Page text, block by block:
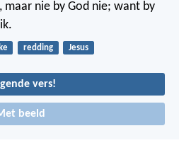
nie by God nie; want by
redding Jesus
vers!
beeld